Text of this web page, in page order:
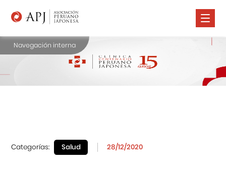
Nosotros
Comunidad Nikkei
Navegación interna
Categorías: Salud 28/12/2020